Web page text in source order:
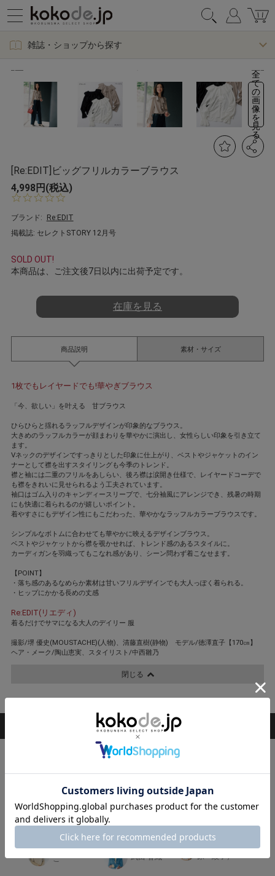
雑誌・ショップから探す
全
て
の
画
像
を
見
る
[Re:EDIT]ビッグフリルカラーブラウス
4,998円(税込)
0.
s
t
a
a
ブランド:
Re:EDIT
掲載誌: セレクトSTORY 12月号
SOLD OUT!
本商品は、ご注文後7日以内に出荷予定です。
在庫を見る
商品説明
1枚でもレイヤードでも!華やぎブラウス
「今、欲しい」を叶える 甘ブラウス
ひらひらと揺れるラッフルデザインが印象的なブラウス。
大きめのラッフルカラーが顔まわりを華やかに演出し、女性らしい印象を引き立て
ます。
Vネックのデザインですっきりとした印象に仕上がり、ベストやジャケットのイン
ナーとして襟を出すスタイリングも今季のトレンド。
襟と袖には二重のフリルをあしらい、後ろ襟は涙開き仕様で、レイヤードコーデで
も襟をきれいに見せられるよう工夫されています。
袖口はゴム入りのキャンディースリーブで、七分袖風にアレンジでき、残暑の時期
にも快適に着られるのが嬉しいポイント。
着やすさにもデザイン性にもこだわった、華やかなラッフルカラーブラウスです。
シンプルなボトムに合わせても華やかに映えるデザインブラウス。
ベストやジャケットから襟を覗かせれば、トレンド感のあるスタイルに。
カーディガンを羽織ってもこなれ感があり、シーン問わず着こなせます。
【POINT】
・落ち感のあるなめらか素材は甘いフリルデザインでも大人っぽく着られる。
・ヒップにかかる長めの丈感
Re:EDIT(リエディ)
着るだけでサマになる大人のデイリー 服
撮影/堺 優史(MOUSTACHE)(人物)、清藤直樹(静物) モデル/徳澤直子【170㎝】
ヘア・メーク/陶山恵実、スタイリスト/中西雛乃
閉じる
素材・サイズ
STAFF COORDINATE スタッフ着用コーデ
こ
武田 香織
Ayame （吉
原 紋子）